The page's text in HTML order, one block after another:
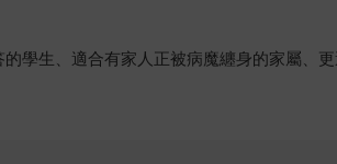
學生、適合有家人正被病魔纏身的家屬、